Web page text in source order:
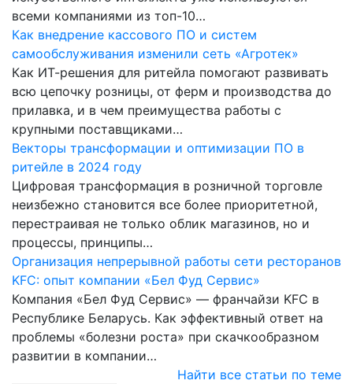
всеми компаниями из топ-10…
Как внедрение кассового ПО и систем
самообслуживания изменили сеть «Агротек»
Как ИТ-решения для ритейла помогают развивать
всю цепочку розницы, от ферм и производства до
прилавка, и в чем преимущества работы с
крупными поставщиками…
Векторы трансформации и оптимизации ПО в
ритейле в 2024 году
Цифровая трансформация в розничной торговле
неизбежно становится все более приоритетной,
перестраивая не только облик магазинов, но и
процессы, принципы…
Организация непрерывной работы сети ресторанов
KFC: опыт компании «Бел Фуд Сервис»
Компания «Бел Фуд Сервис» — франчайзи KFC в
Республике Беларусь. Как эффективный ответ на
проблемы «болезни роста» при скачкообразном
развитии в компании…
Найти все статьи по теме